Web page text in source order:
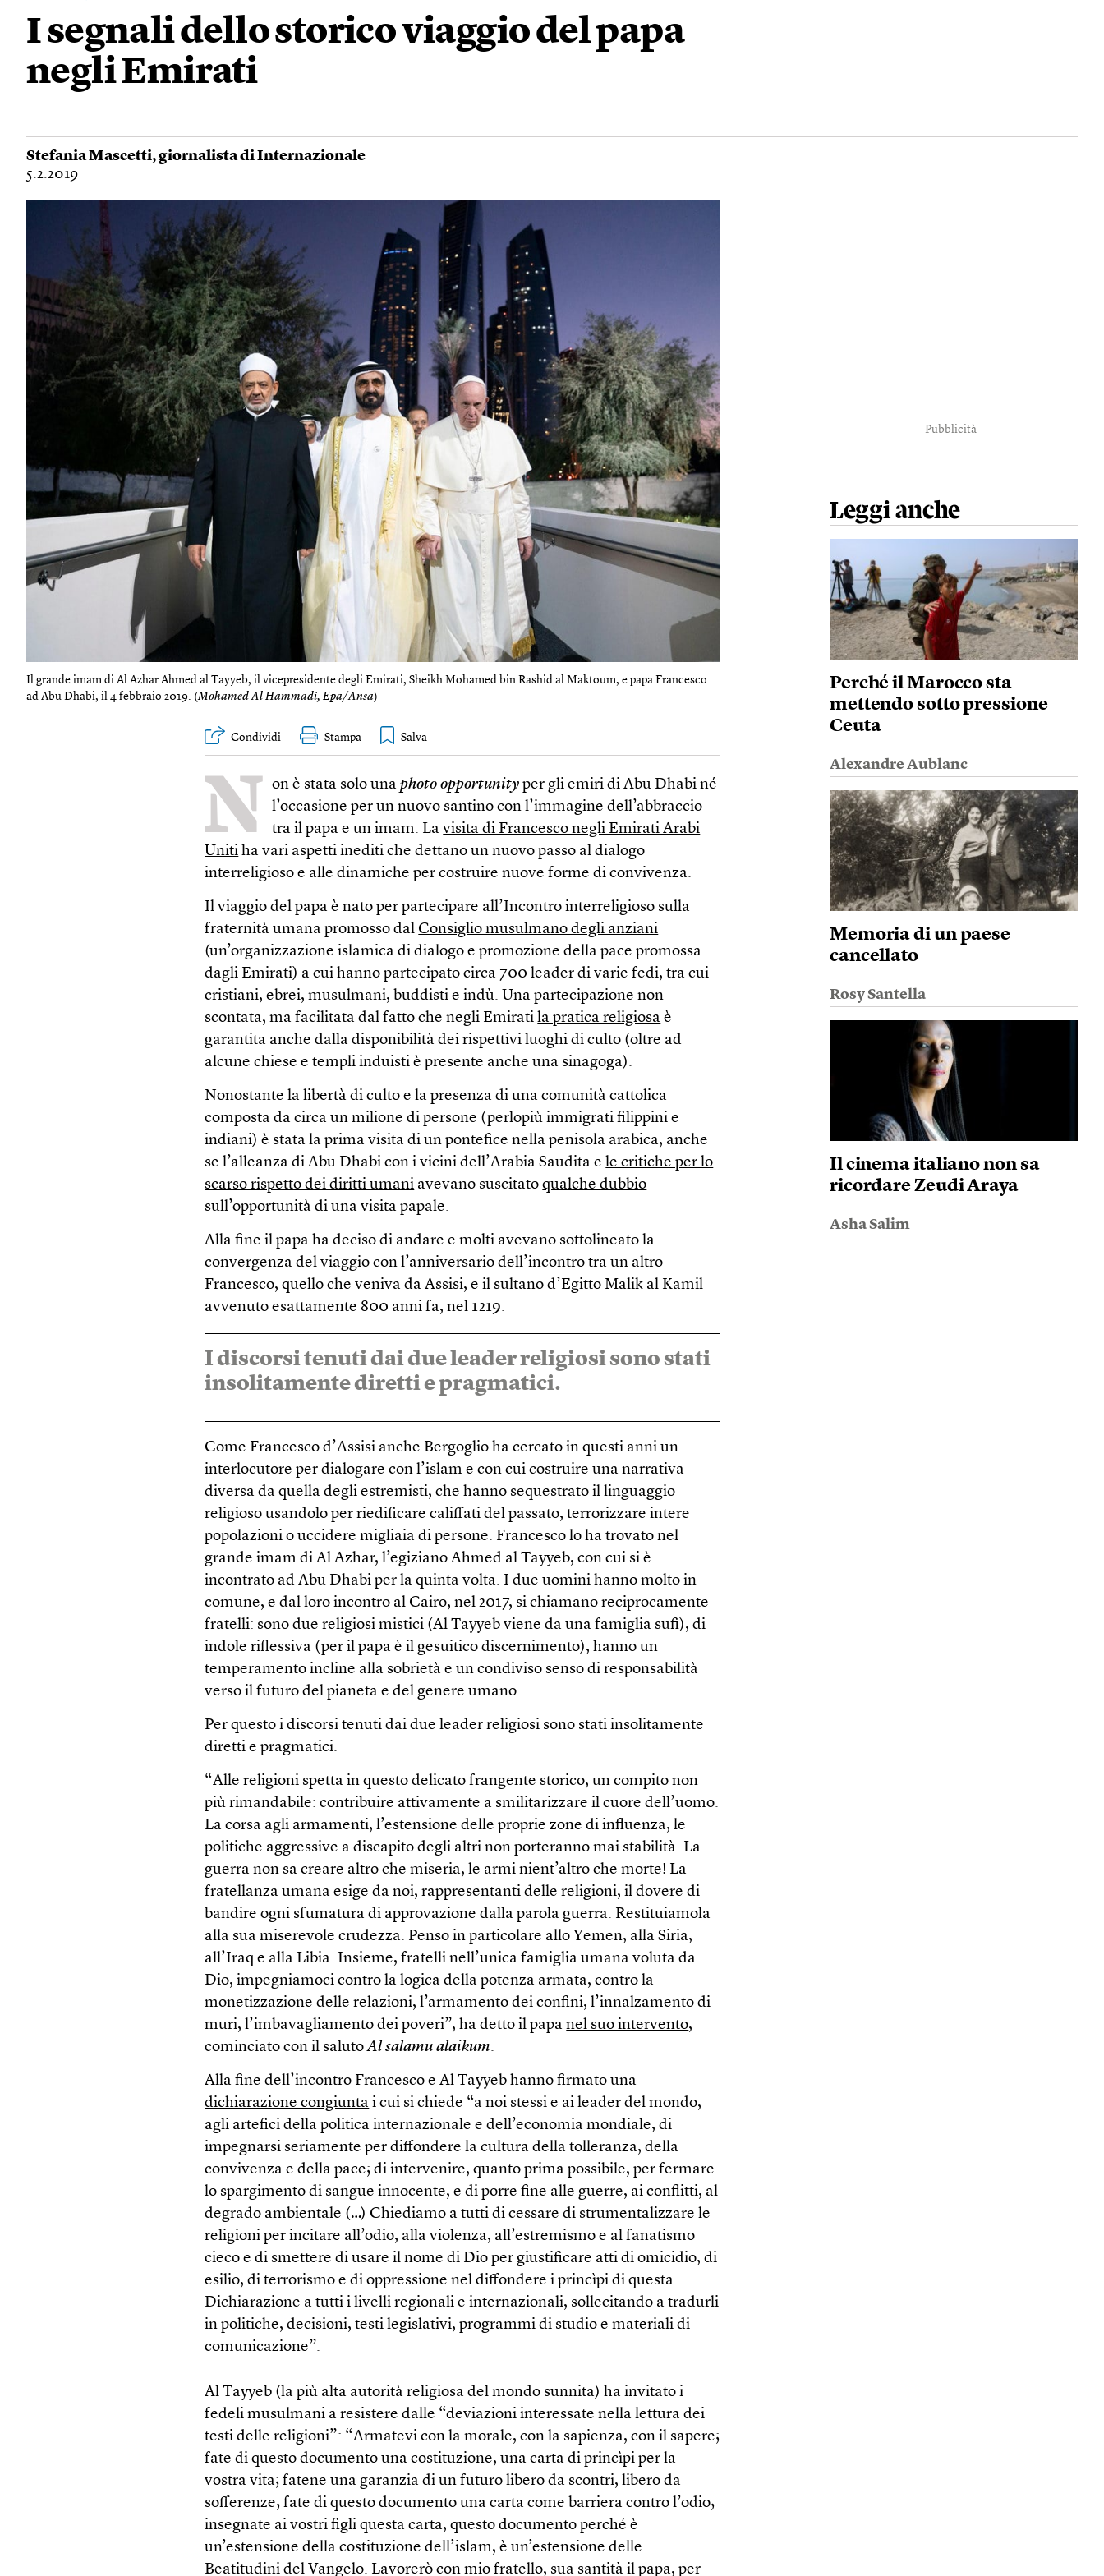
I segnali dello storico viaggio del papa
negli Emirati
Stefania Mascetti, giornalista di Internazionale
5.2.2019
Il grande imam di Al Azhar Ahmed al Tayyeb, il vicepresidente degli Emirati, Sheikh Mohamed bin Rashid al Maktoum, e papa Francesco
ad Abu Dhabi, il 4 febbraio 2019. (Mohamed Al Hammadi, Epa/Ansa)
Condividi Stampa
N on è stata solo unaphoto opportunity per gli emiri di Abu Dhabi né
l’occasione per un nuovo santino con l’immagine dell’abbraccio
tra il papa e un imam. Lavisita di Francesco negli Emirati Arabi
Uniti ha vari aspetti inediti che dettano un nuovo passo al dialogo
interreligioso e alle dinamiche per costruire nuove forme di convivenza.
Il viaggio del papa è nato per partecipare all’Incontro interreligioso sulla
fraternità umana promosso dal Consiglio musulmano degli anziani
(un’organizzazione islamica di dialogo e promozione della pace promossa
dagli Emirati) a cui hanno partecipato circa 700 leader di varie fedi, tra cui
cristiani, ebrei, musulmani, buddisti e indù. Una partecipazione non
scontata, ma facilitata dal fatto che negli Emiratila pratica religiosa è
garantita anche dalla disponibilità dei rispettivi luoghi di culto (oltre ad
alcune chiese e templi induisti è presente anche una sinagoga).
Nonostante la libertà di culto e la presenza di una comunità cattolica
composta da circa un milione di persone (perlopiù immigrati filippini e
indiani) è stata la prima visita di un pontefice nella penisola arabica, anche
se l’alleanza di Abu Dhabi con i vicini dell’Arabia Saudita ele critiche per lo
scarso rispetto dei diritti umani avevano suscitatoqualche dubbio
sull’opportunità di una visita papale.
Alla fine il papa ha deciso di andare e molti avevano sottolineato la
convergenza del viaggio con l’anniversario dell’incontro tra un altro
Francesco, quello che veniva da Assisi, e il sultano d’Egitto Malik al Kamil
avvenuto esattamente 800 anni fa, nel 1219.
I discorsi tenuti dai due leader religiosi sono stati
insolitamente diretti e pragmatici.
Come Francesco d’Assisi anche Bergoglio ha cercato in questi anni un
interlocutore per dialogare con l’islam e con cui costruire una narrativa
diversa da quella degli estremisti, che hanno sequestrato il linguaggio
religioso usandolo per riedificare califfati del passato, terrorizzare intere
popolazioni o uccidere migliaia di persone. Francesco lo ha trovato nel
grande imam di Al Azhar, l’egiziano Ahmed al Tayyeb, con cui si è
incontrato ad Abu Dhabi per la quinta volta. I due uomini hanno molto in
comune, e dal loro incontro al Cairo, nel 2017, si chiamano reciprocamente
fratelli: sono due religiosi mistici (Al Tayyeb viene da una famiglia sufi), di
indole riflessiva (per il papa è il gesuitico discernimento), hanno un
temperamento incline alla sobrietà e un condiviso senso di responsabilità
verso il futuro del pianeta e del genere umano.
Per questo i discorsi tenuti dai due leader religiosi sono stati insolitamente
diretti e pragmatici.
“Alle religioni spetta in questo delicato frangente storico, un compito non
più rimandabile: contribuire attivamente a smilitarizzare il cuore dell’uomo.
La corsa agli armamenti, l’estensione delle proprie zone di influenza, le
politiche aggressive a discapito degli altri non porteranno mai stabilità. La
guerra non sa creare altro che miseria, le armi nient’altro che morte! La
fratellanza umana esige da noi, rappresentanti delle religioni, il dovere di
bandire ogni sfumatura di approvazione dalla parola guerra. Restituiamola
alla sua miserevole crudezza. Penso in particolare allo Yemen, alla Siria,
all’Iraq e alla Libia. Insieme, fratelli nell’unica famiglia umana voluta da
Dio, impegniamoci contro la logica della potenza armata, contro la
monetizzazione delle relazioni, l’armamento dei confini, l’innalzamento di
muri, l’imbavagliamento dei poveri”, ha detto il papanel suo intervento,
cominciato con il salutoAl salamu alaikum.
Alla fine dell’incontro Francesco e Al Tayyeb hanno firmatouna
dichiarazione congiunta i cui si chiede “a noi stessi e ai leader del mondo,
agli artefici della politica internazionale e dell’economia mondiale, di
impegnarsi seriamente per diffondere la cultura della tolleranza, della
convivenza e della pace; di intervenire, quanto prima possibile, per fermare
lo spargimento di sangue innocente, e di porre fine alle guerre, ai conflitti, al
degrado ambientale (…) Chiediamo a tutti di cessare di strumentalizzare le
religioni per incitare all’odio, alla violenza, all’estremismo e al fanatismo
cieco e di smettere di usare il nome di Dio per giustificare atti di omicidio, di
esilio, di terrorismo e di oppressione nel diffondere i princìpi di questa
Dichiarazione a tutti i livelli regionali e internazionali, sollecitando a tradurli
in politiche, decisioni, testi legislativi, programmi di studio e materiali di
comunicazione”.
Al Tayyeb (la più alta autorità religiosa del mondo sunnita) ha invitato i
fedeli musulmani a resistere dalle “deviazioni interessate nella lettura dei
testi delle religioni”: “Armatevi con la morale, con la sapienza, con il sapere;
fate di questo documento una costituzione, una carta di princìpi per la
vostra vita; fatene una garanzia di un futuro libero da scontri, libero da
sofferenze; fate di questo documento una carta come barriera contro l’odio;
insegnate ai vostri figli questa carta, questo documento perché è
un’estensione della costituzione dell’islam, è un’estensione delle
Beatitudini del Vangelo. Lavorerò con mio fratello, sua santità il papa, per
Pubblicità
Leggi anche
Perché il Marocco sta
mettendo sotto pressione
Ceuta
Alexandre Aublanc
Memoria di un paese
cancellato
Rosy Santella
Il cinema italiano non sa
ricordare Zeudi Araya
Asha Salim